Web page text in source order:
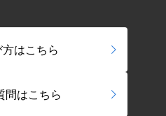
はこちら
問はこちら